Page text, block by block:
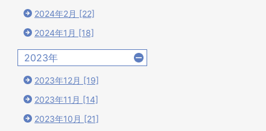
2024年2月 [22]
2024年1月 [18]
2023年
2023年12月 [19]
2023年11月 [14]
2023年10月 [21]